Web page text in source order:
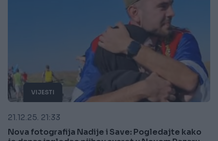
VIJESTI
21.12.25. 21:33
Nova fotografija Nadije i Save: Pogledajte kako